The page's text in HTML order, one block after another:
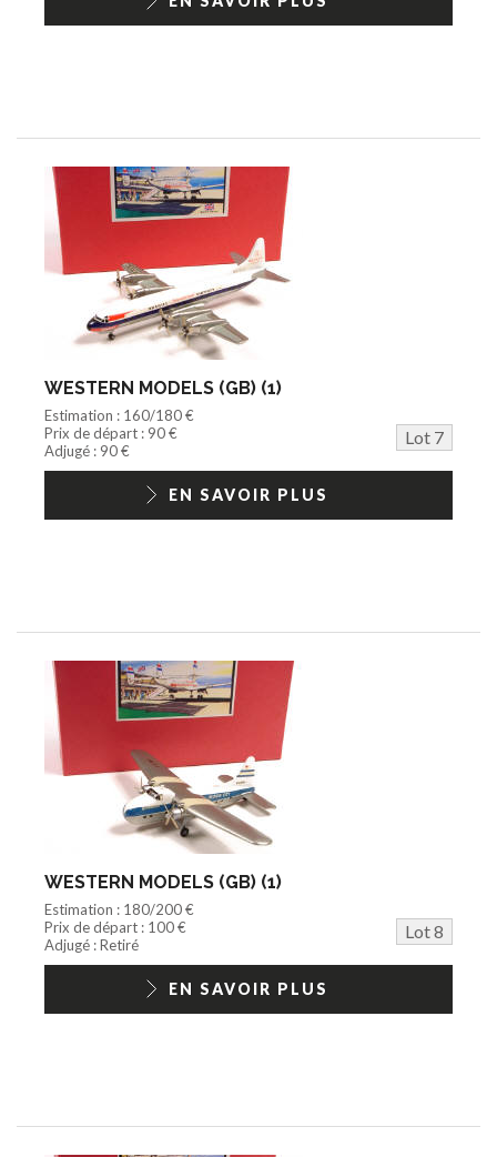
WESTERN MODELS (GB) (1)
Estimation : 160/180 €
Prix de départ : 90 €
Lot 7
Adjugé : 90 €
EN SAVOIR PLUS
WESTERN MODELS (GB) (1)
Estimation : 180/200 €
Prix de départ : 100 €
Lot 8
Adjugé : Retiré
EN SAVOIR PLUS